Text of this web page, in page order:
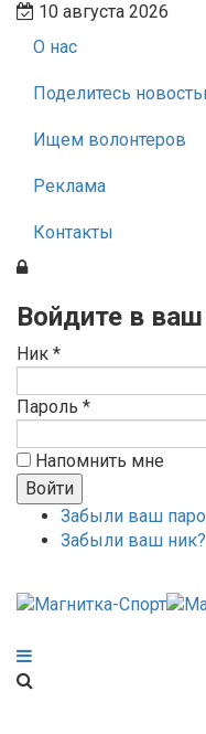
10 августа 2026
О нас
Поделитесь
Ищем волонтеров
Реклама
Контакты
Войдите в
Ник *
Пароль *
Напомнить мне
Забыли ваш
Забыли ваш ник?